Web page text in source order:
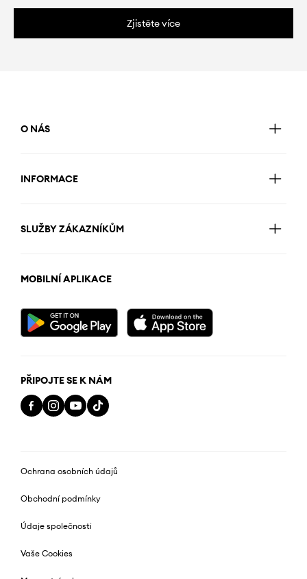
Zjistěte více
O NÁS
INFORMACE
SLUŽBY ZÁKAZNÍKŮM
MOBILNÍ APLIKACE
PŘIPOJTE SE K NÁM
Ochrana osobních údajů
Obchodní podmínky
Údaje společnosti
Vaše Cookies